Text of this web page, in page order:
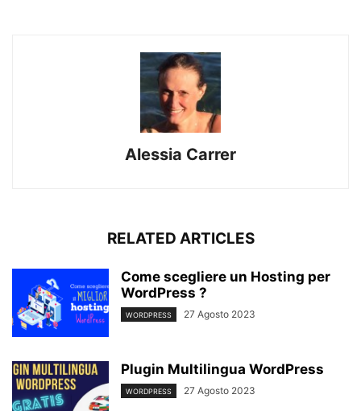
Alessia Carrer
RELATED ARTICLES
Come scegliere un Hosting per
WordPress ?
WORDPRESS 27 Agosto 2023
Plugin Multilingua WordPress
WORDPRESS 27 Agosto 2023